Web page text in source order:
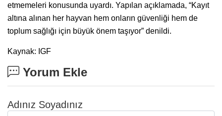
etmemeleri konusunda uyardı. Yapılan açıklamada, “Kayıt
altına alınan her hayvan hem onların güvenliği hem de
toplum sağlığı için büyük önem taşıyor” denildi.
Kaynak: IGF
Yorum Ekle
Adınız Soyadınız